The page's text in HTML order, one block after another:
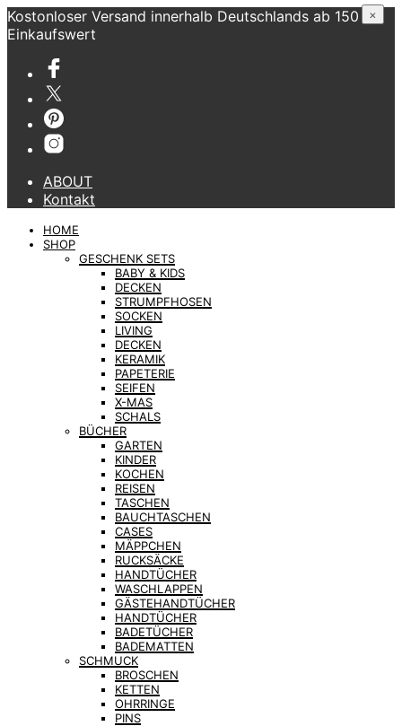
Kostonloser Versand innerhalb Deutschlands ab 150 €
Einkaufswert
ABOUT
Kontakt
HOME
SHOP
GESCHENK SETS
BABY & KIDS
DECKEN
STRUMPFHOSEN
SOCKEN
LIVING
DECKEN
KERAMIK
PAPETERIE
SEIFEN
X-MAS
SCHALS
BÜCHER
GARTEN
KINDER
KOCHEN
REISEN
TASCHEN
BAUCHTASCHEN
CASES
MÄPPCHEN
RUCKSÄCKE
HANDTÜCHER
WASCHLAPPEN
GÄSTEHANDTÜCHER
HANDTÜCHER
BADETÜCHER
BADEMATTEN
SCHMUCK
BROSCHEN
KETTEN
OHRRINGE
PINS
×